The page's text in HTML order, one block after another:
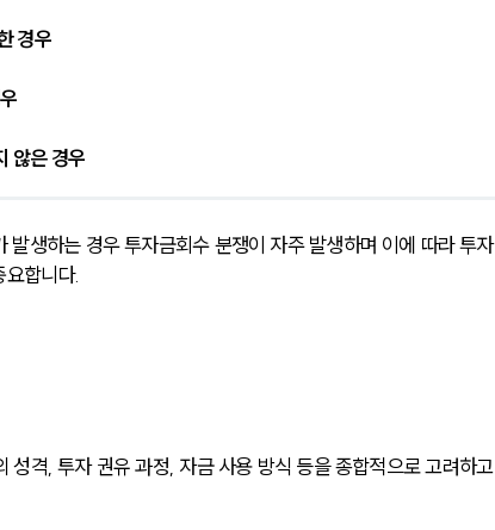
경우
않은 경우
생하는 경우 투자금회수 분쟁이 자주 발생하며 이에 따라 투
합니다.
격, 투자 권유 과정, 자금 사용 방식 등을 종합적으로 고려하